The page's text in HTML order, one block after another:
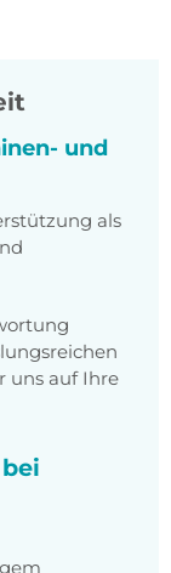
und
als
uns auf Ihre